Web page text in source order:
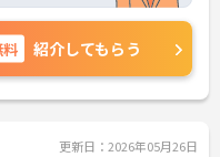
グシステムな
できる教育
育児休暇取
る独自の福
紹介してもらう
更新日：2026年05月26日